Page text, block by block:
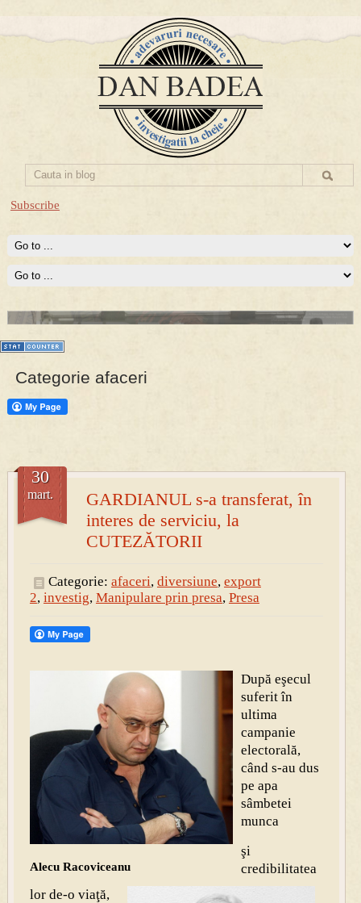
Subscribe
PRESA
Permise pentru vânătoarea de porci în costume, cu gulere albe
Prima mea carte publicata (Nemira)
Averea Presedintelui: prima lucrare despre controversatele
conturi secrete ale Securitatii.
Categorie afaceri
GARDIANUL s-a transferat, în
interes de serviciu, la
CUTEZĂTORII
30
mart.
Categorie: afaceri, diversiune, export
2, investig, Manipulare prin presa, Presa
Alecu Racoviceanu
După eşecul
suferit în
ultima
campanie
electorală,
când s-au dus
pe apa
sâmbetei
munca
şi
credibilitatea
lor de-o viaţă,